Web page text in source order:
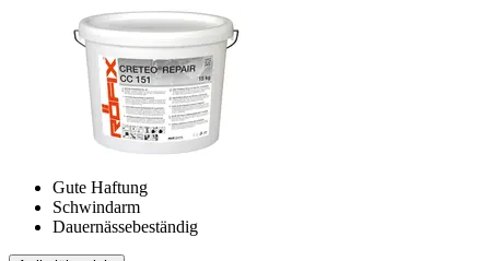
Gute Haftung
Schwindarm
Dauernässebeständig